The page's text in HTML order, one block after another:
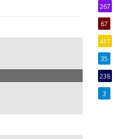
267
67
417
35
238
3